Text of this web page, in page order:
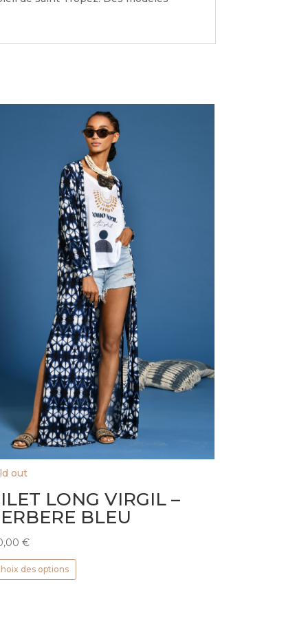
out
LONG VIRGIL –
BLEU
€
des options
Ce